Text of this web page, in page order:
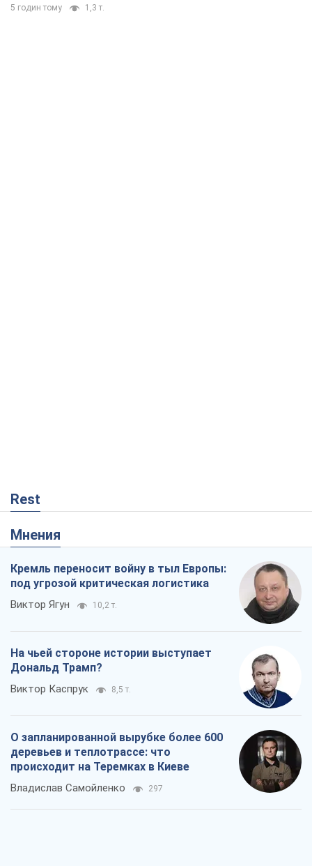
5 годин тому 1,3 т.
Rest
Мнения
Кремль переносит войну в тыл Европы:
под угрозой критическая логистика
Виктор Ягун 10,2 т.
На чьей стороне истории выступает
Дональд Трамп?
Виктор Каспрук 8,5 т.
О запланированной вырубке более 600
деревьев и теплотрассе: что
происходит на Теремках в Киеве
Владислав Самойленко 297